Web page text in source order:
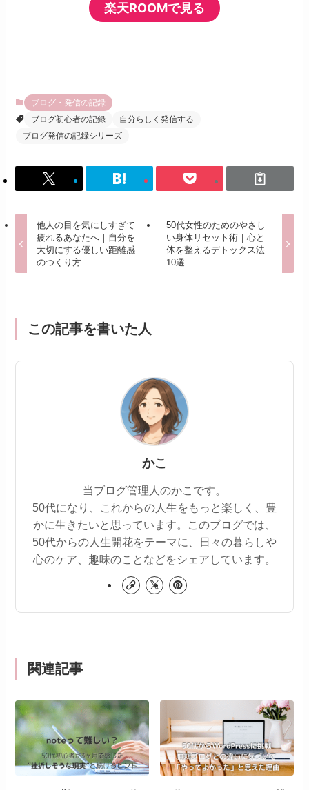
楽天ROOMで見る
ブログ・発信の記録
ブログ初心者の記録
自分らしく発信する
ブログ発信の記録シリーズ
他人の目を気にしすぎて
疲れるあなたへ｜自分を
大切にする優しい距離感
のつくり方
50代女性のためのやさし
い身体リセット術｜心と
体を整えるデトックス法
10選
この記事を書いた人
かこ
当ブログ管理人のかこです。
50代になり、これからの人生をもっと楽しく、豊
かに生きたいと思っています。このブログでは、
50代からの人生開花をテーマに、日々の暮らしや
心のケア、趣味のことなどをシェアしています。
関連記事